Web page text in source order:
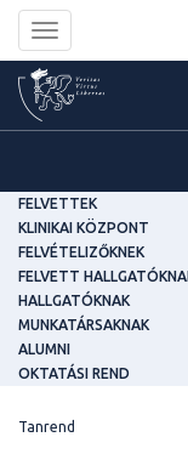
Toggle
navigation
FELVETTEK
KLINIKAI KÖZPONT
FELVÉTELIZŐKNEK
FELVETT
HALLGATÓKNAK
MUNKATÁRSAKNAK
ALUMNI
OKTATÁSI REND
Tanrend